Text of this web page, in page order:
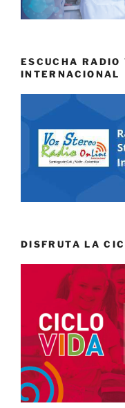
ESCUCHA RADIO
INTERNACIONAL
DISFRUTA LA